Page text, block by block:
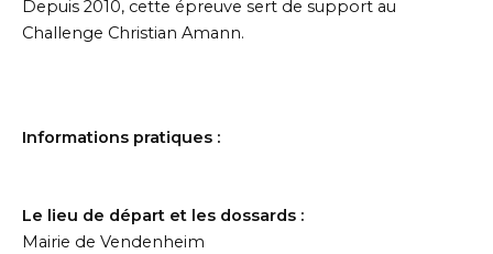
Depuis 2010, cette épreuve sert de support au
Challenge Christian Amann.
Informations pratiques :
Le lieu de départ et les dossards :
Mairie de Vendenheim